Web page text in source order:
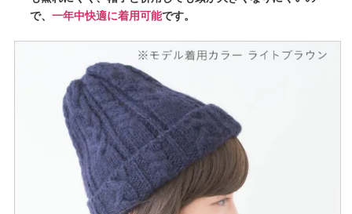
で、 一年中快適に着用可能です。